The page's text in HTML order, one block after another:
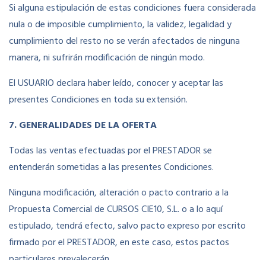
Si alguna estipulación de estas condiciones fuera considerada
nula o de imposible cumplimiento, la validez, legalidad y
cumplimiento del resto no se verán afectados de ninguna
manera, ni sufrirán modificación de ningún modo.
El USUARIO declara haber leído, conocer y aceptar las
presentes Condiciones en toda su extensión.
7. GENERALIDADES DE LA OFERTA
Todas las ventas efectuadas por el PRESTADOR se
entenderán sometidas a las presentes Condiciones.
Ninguna modificación, alteración o pacto contrario a la
Propuesta Comercial de CURSOS CIE10, S.L. o a lo aquí
estipulado, tendrá efecto, salvo pacto expreso por escrito
firmado por el PRESTADOR, en este caso, estos pactos